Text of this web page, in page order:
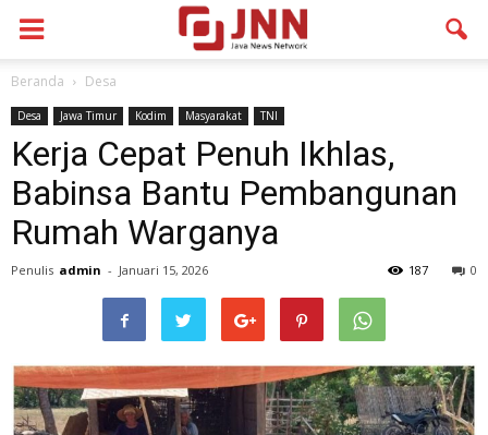
Beranda Desa
Desa Jawa Timur Kodim Masyarakat TNI
Kerja Cepat Penuh Ikhlas,
Babinsa Bantu Pembangunan
Rumah Warganya
Penulis admin - Januari 15, 2026 0
187